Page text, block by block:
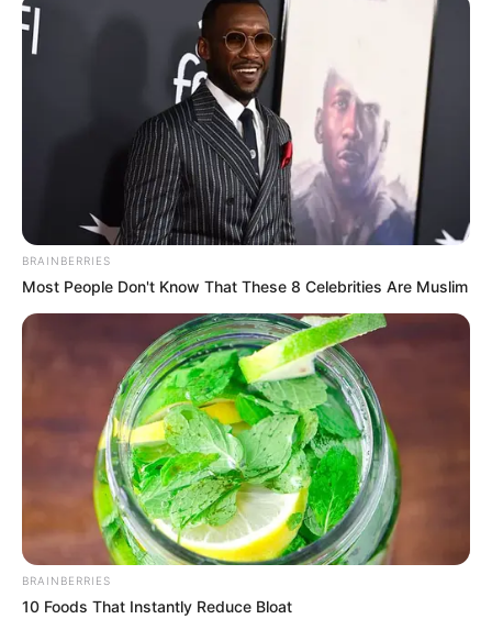
BRAINBERRIES
Most People Don't Know That These 8 Celebrities Are Muslim
BRAINBERRIES
10 Foods That Instantly Reduce Bloat